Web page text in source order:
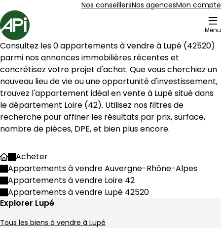
Nos conseillersNos agencesMon compte
Accueil
Menu
Consultez les 0 appartements à vendre à Lupé (42520)
parmi nos annonces immobilières récentes et
concrétisez votre projet d'achat. Que vous cherchiez un
nouveau lieu de vie ou une opportunité d'investissement,
trouvez l'appartement idéal en vente à Lupé situé dans
le département Loire (42). Utilisez nos filtres de
recherche pour affiner les résultats par prix, surface,
nombre de pièces, DPE, et bien plus encore.
AccueilAcheter
Appartements à vendre Auvergne-Rhône-Alpes
Appartements à vendre Loire 42
Appartements à vendre Lupé 42520
Explorer Lupé
Tous les biens à vendre à Lupé